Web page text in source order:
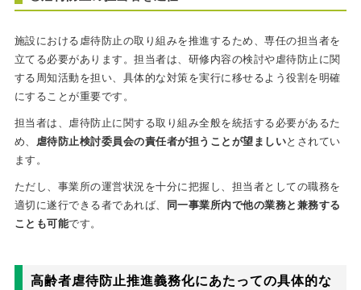
施設における虐待防止の取り組みを推進するため、専任の担当者を
立てる必要があります。担当者は、研修内容の検討や虐待防止に関
する周知活動を担い、具体的な対策を実行に移せるよう役割を明確
にすることが重要です。
担当者は、虐待防止に関する取り組み全般を統括する必要があるた
め、
虐待防止検討委員会の責任者が担うことが望ましいとされてい
ます。
ただし、事業所の運営状況を十分に把握し、担当者としての職務を
適切に遂行できる者であれば、
同一事業所内で他の業務と兼務する
ことも可能です。
高齢者虐待防止推進義務化にあたっての具体的な